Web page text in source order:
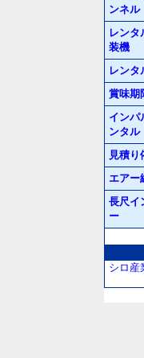
ンネル
レンタ
装機
レンタ
賞味期
インパ
ンタル
見積り
エアー
長尺イ
ー
シロ産